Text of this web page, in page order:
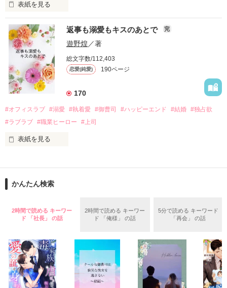
さらに、美桜が初めてだと知った哲平は
『責任をとる、結婚しよう』と真っ直ぐに告げてきた。
戸惑う美桜とは裏腹に、好きという気持ちを隠すことなく
甘やかしてくる。
そんなある日、哲平は美桜がストーカー被害に
遭っていることを知る。
美桜を守るため、哲平は同居を提案してきて――。
夏木美桜(なつきみお)
鳴海哲平 (なるみてっぺい)
2026.6.5～2026.7.25
＊以前、公開していた話の改稿版です＊
作品を読む
表紙を見る
おかしな噂を流されて前の職場でうまくいかなかった梅田美
桜は、海外で傷心旅行をしていたところ、日本人美青年と出会
い、酒の勢いもあり一夜限りの関係となる。
帰国後、美桜は新しい職場でワンナイトした美青年と再会。
なんと彼の正体は、とある財閥御曹司にも関わらず、一族を離
れて起業した新進気鋭の実業家、社内でも冷徹だと評判な社長
――御影恭司その人だったのだ――！
なぜか恭司から飼い猫の世話係を命じられた美桜は、猫の世
の関係となってしまい――？
返事も溺愛もキスのあとで 完
遊野煌／著
総文字数/112,403
恋愛(純愛) 190ページ
170
#オフィスラブ #溺愛 #執着愛 #御曹司 #ハッピーエンド #結婚 #独占欲
#ラブラブ #職業ヒーロー #上司
表紙を見る
ションの企画戦略室で働いている。
めた、同期で恋人の石垣守（26）がいるのだが、後輩の姫原由
いた。
守と由羅から『便利屋雛子』と馬鹿にされ、一人こっそり泣い
た上、同居まで提案してきて──？
鷹哉『宜しくな、俺の雛子』🦅
雛子『俺の……ひぃ、雛子？！！！』🐥
かんたん検索
2時間で読める キーワー
ド 「社長」 の話
2時間で読める キーワー
ド 「俺様」 の話
5分で読める キーワード
「再会」 の話